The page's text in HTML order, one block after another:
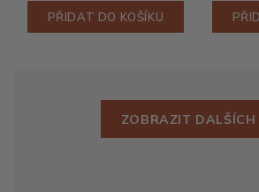
PŘIDAT DO KOŠÍKU
ZOBRAZIT DALŠÍCH